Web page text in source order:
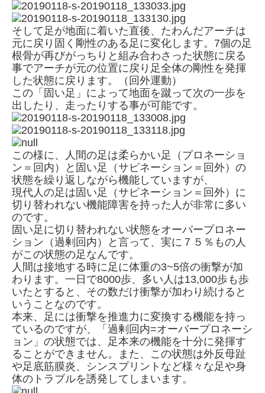
そして足が地面に着いた直後、たわんだアーチは
元に戻り固く剛性のある足に変化します。7個の足
根骨が再びがっちりと組み合わさった状態に戻る
事でアーチが元の位置に戻り足全体の剛性を発揮
した状態に戻ります。（回外運動）
この「固い足」によって地面を蹴って次の一歩を
出したり、走ったりする事が可能です。
この様に、人間の足は柔らかい足（プロネーショ
ン＝回内）と固い足（サピネーション＝回外）の
状態を繰り返しながら機能していますが、
現代人の足は固い足（サピネーション＝回外）に
切り替われない機能障害を持った人が非常に多い
のです。
固い足に切り替われない状態をオーバープロネー
ション（過剰回内）と言って、実に７５％もの人
がこの状態の足なんです。
人間は接地する時に足に体重の3~5倍の衝撃が加
わります。一日で8000歩、多い人は13,000歩も歩
いたとすると、その数だけ衝撃が加わり続けると
いうことなのです。
本来、足には衝撃を推進力に変換する機能を持っ
ているのですが、「過剰回内=オーバープロネーシ
ョン」の状態では、足本来の機能を十分に発揮す
ることができません。また、この状態は外反母趾
や足底筋膜炎、シンスプリントなど様々な足や身
体のトラブルを誘発してしまいます。